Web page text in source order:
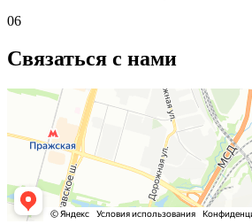
06
Связаться с нами